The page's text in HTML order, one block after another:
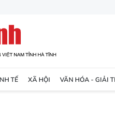
TẾ XÃ HỘI VĂN HÓA - GIẢI